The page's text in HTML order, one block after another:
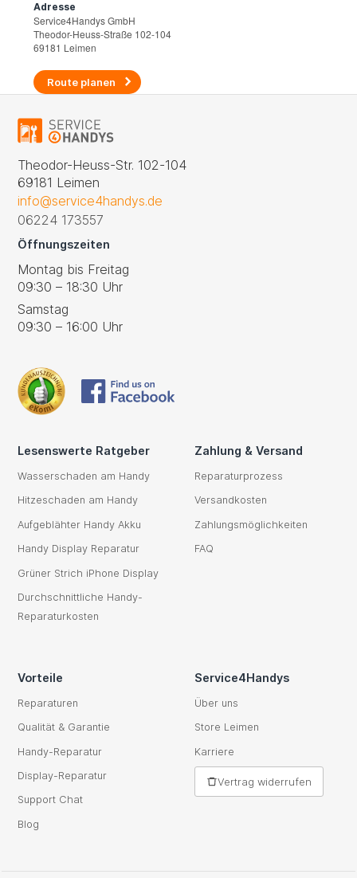
Adresse
Service4Handys GmbH
Theodor-Heuss-Straße 102-104
69181 Leimen
Route planen
Theodor-Heuss-Str. 102-104
69181 Leimen
info@service4handys.de
06224 173557
Öffnungszeiten
Montag bis Freitag
09:30 – 18:30 Uhr
Samstag
09:30 – 16:00 Uhr
Lesenswerte Ratgeber
Wasserschaden am Handy
Hitzeschaden am Handy
Aufgeblähter Handy Akku
Handy Display Reparatur
Grüner Strich iPhone Display
Durchschnittliche Handy-
Reparaturkosten
Zahlung & Versand
Reparaturprozess
Versandkosten
Zahlungsmöglichkeiten
FAQ
Vorteile
Reparaturen
Qualität & Garantie
Handy-Reparatur
Display-Reparatur
Support Chat
Blog
Service4Handys
Über uns
Store Leimen
Karriere
Vertrag widerrufen